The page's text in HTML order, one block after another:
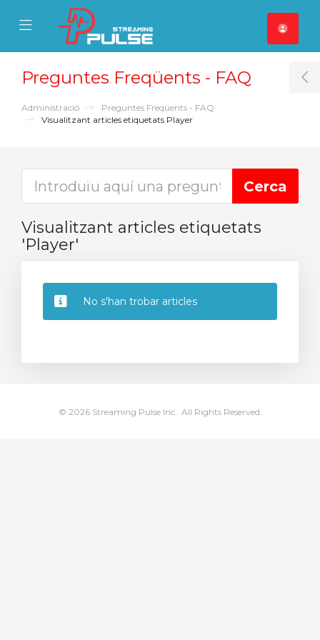
Mobile Menu
Mobile Menu
Preguntes Freqüents - FAQ
Administració
Preguntes Freqüents - FAQ
Visualitzant articles etiquetats Player
Visualitzant articles etiquetats
'Player'
No s'han trobar articles
© 2026 Streaming Pulse Inc.. All Rights Reserved.